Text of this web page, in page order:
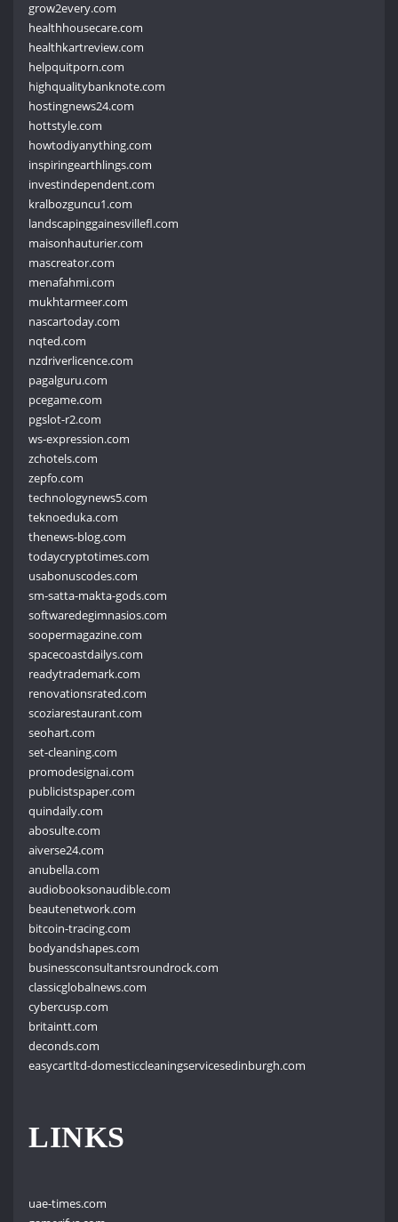
grow2every.com
healthhousecare.com
healthkartreview.com
helpquitporn.com
highqualitybanknote.com
hostingnews24.com
hottstyle.com
howtodiyanything.com
inspiringearthlings.com
investindependent.com
kralbozguncu1.com
landscapinggainesvillefl.com
maisonhauturier.com
mascreator.com
menafahmi.com
mukhtarmeer.com
nascartoday.com
nqted.com
nzdriverlicence.com
pagalguru.com
pcegame.com
pgslot-r2.com
ws-expression.com
zchotels.com
zepfo.com
technologynews5.com
teknoeduka.com
thenews-blog.com
todaycryptotimes.com
usabonuscodes.com
sm-satta-makta-gods.com
softwaredegimnasios.com
soopermagazine.com
spacecoastdailys.com
readytrademark.com
renovationsrated.com
scoziarestaurant.com
seohart.com
set-cleaning.com
promodesignai.com
publicistspaper.com
quindaily.com
abosulte.com
aiverse24.com
anubella.com
audiobooksonaudible.com
beautenetwork.com
bitcoin-tracing.com
bodyandshapes.com
businessconsultantsroundrock.com
classicglobalnews.com
cybercusp.com
britaintt.com
deconds.com
easycartltd-domesticcleaningservicesedinburgh.com
LINKS
uae-times.com